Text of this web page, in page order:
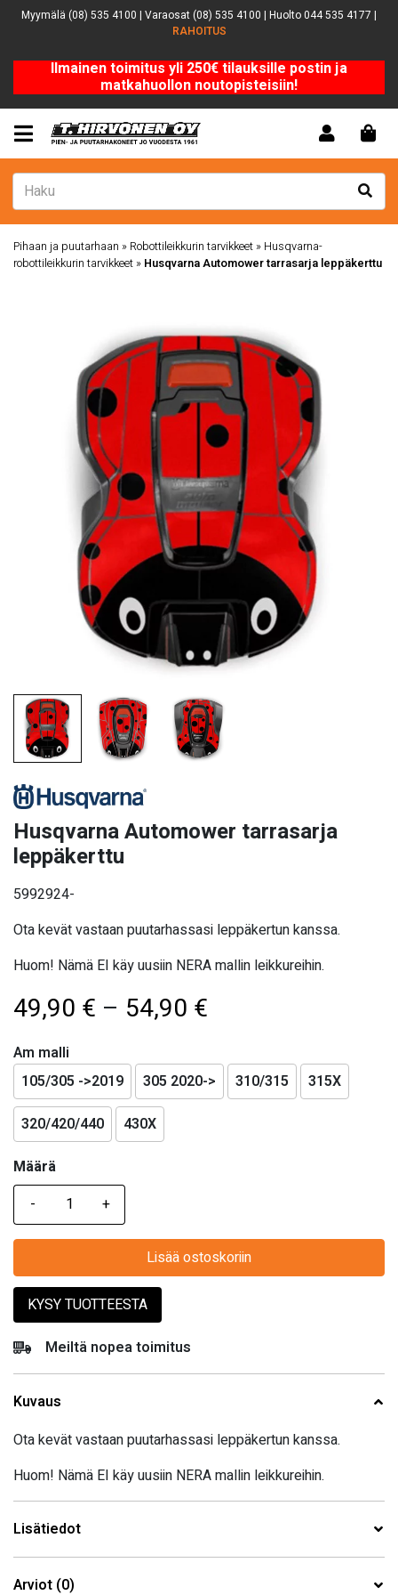
Myymälä (08) 535 4100 | Varaosat (08) 535 4100 | Huolto 044 535 4177 |
RAHOITUS
Ilmainen toimitus yli 250€ tilauksille postin ja
matkahuollon noutopisteisiin!
Pihaan ja puutarhaan » Robottileikkurin tarvikkeet » Husqvarna-
robottileikkurin tarvikkeet » Husqvarna Automower tarrasarja leppäkerttu
Husqvarna Automower tarrasarja
leppäkerttu
5992924-
Ota kevät vastaan puutarhassasi leppäkertun kanssa.
Huom! Nämä EI käy uusiin NERA mallin leikkureihin.
49,90 € – 54,90 €
-
Am malli
105/305 ->2019
305 2020-> 310/315
315X
320/420/440
430X
Määrä
Määrä
Lisää ostoskoriin
KYSY TUOTTEESTA
Meiltä nopea toimitus
Kuvaus
Ota kevät vastaan puutarhassasi leppäkertun kanssa.
Huom! Nämä EI käy uusiin NERA mallin leikkureihin.
Lisätiedot
Arviot (0)